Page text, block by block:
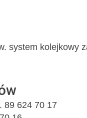
system kolejkowy
89 624 70 17